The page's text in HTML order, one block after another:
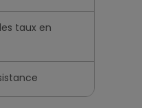
taux en